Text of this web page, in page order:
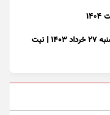
فال حافظ آنلاین با معنی و تفسیر کامل شنبه ۲۷ خرداد ۱۴۰۳ | نیت